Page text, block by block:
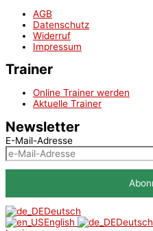
AGB
Datenschutz
Widerruf
Impressum
Trainer
Online Trainer werden
Aktuelle Trainer
Newsletter
E-Mail-Adresse
Deutsch
English
Deutsch